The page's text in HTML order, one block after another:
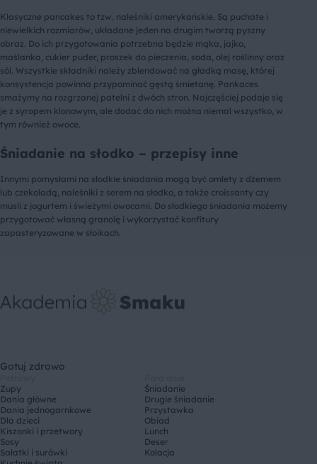
Klasyczne pancakes to tzw. naleśniki amerykańskie. Są puchate i
niewielkich rozmiarów, układane jeden na drugim tworzą pyszny
obraz. Do ich przygotowania potrzebna będzie mąka, jajko,
maślanka, cukier puder, proszek do pieczenia, soda, olej roślinny oraz
sól. Wszystkie składniki należy zblendować na gładką masę, której
konsystencja powinna przypominać gęstą śmietanę. Pankaces
smażymy na rozgrzanej patelni z dwóch stron. Najczęściej podaje się
je z syropem klonowym, ale dodać do nich można niemal wszystko, w
tym również owoce.
Śniadanie na słodko – przepisy inne
Innymi pomysłami na słodkie śniadania mogą być omlety z dżemem
lub czekoladą, naleśniki z serem na słodko, a także croissanty czy
musli z jogurtem i świeżymi owocami. Do słodkiego śniadania możemy
przygotować własną granolę i wykorzystać konfitury
zapasteryzowane w słoikach.
Gotuj zdrowo
Zupy
Dania główne
Dania jednogarnkowe
Dla dzieci
Kiszonki i przetwory
Sosy
Sałatki i surówki
Śniadanie
Drugie śniadanie
Przystawka
Obiad
Lunch
Deser
Kolacja